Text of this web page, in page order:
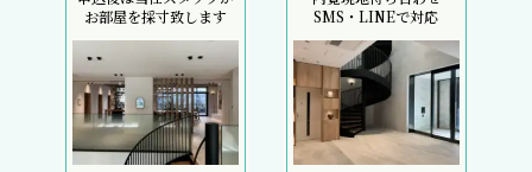
お部屋を採寸致します
SMS・LINEで対応